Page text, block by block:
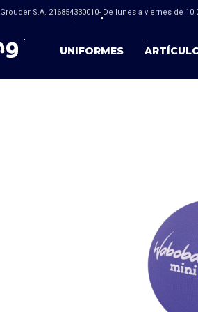
UNIFORMES
Grouder S.A. 216854330010- De lunes a viernes de